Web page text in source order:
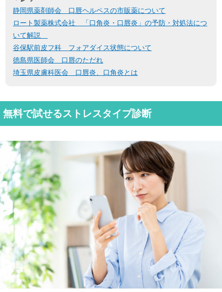
静岡県薬剤師会 口唇ヘルペスの市販薬について
ロート製薬株式会社 「口角炎・口唇炎」の予防・対処法につ
いて解説
谷保駅前皮フ科 フォアダイス状態について
徳島県医師会 口唇のただれ
埼玉県皮膚科医会 口唇炎、口角炎とは
無料で試せるストレスタイプ診断